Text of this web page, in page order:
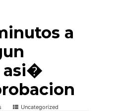
a
asi�
Uncategorized